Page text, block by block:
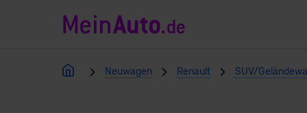
Neuwagen Renault SUV/